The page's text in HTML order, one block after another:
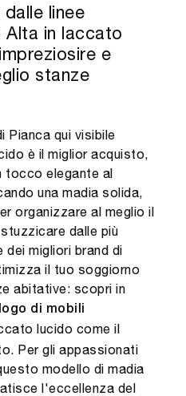
linee
Alta in laccato
e
stanze
Pianca qui visibile
è il miglior acquisto,
tocco elegante al
una madia solida,
organizzare al meglio il
dalle più
dei migliori brand di
il tuo soggiorno
abitative: scopri in
di mobili
lucido come il
Per gli appassionati
modello di madia
l'eccellenza del